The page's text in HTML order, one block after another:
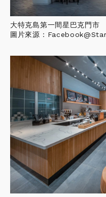
大特克島第一間星巴克門市
圖片來源：